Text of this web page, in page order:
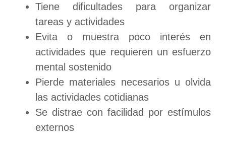
Tiene dificultades para organizar
tareas y actividades
Evita o muestra poco interés en
actividades que requieren un esfuerzo
mental sostenido
Pierde materiales necesarios u olvida
las actividades cotidianas
Se distrae con facilidad por estímulos
externos